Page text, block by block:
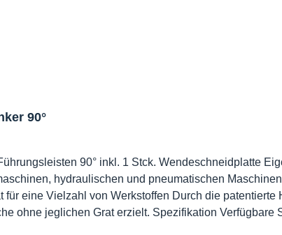
90°
90° inkl. 1 Stck. Wendeschneidplatte
hydraulischen und pneumatischen
eine Vielzahl von Werkstoffen Durch die
ohne jeglichen Grat erzielt. Spezifikation Verfügbare